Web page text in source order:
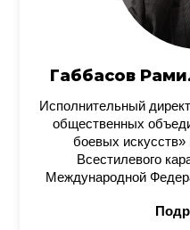
Габбасов
Исполнительный
общественных
боевых
Всестилевого
Международной